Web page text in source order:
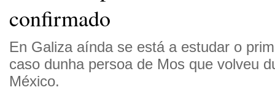
confirmado
En Galiza aínda se está a estudar o
caso dunha persoa de Mos que volveu
México.